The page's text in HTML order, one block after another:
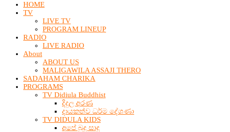
HOME
TV
LIVE TV
PROGRAM LINEUP
RADIO
LIVE RADIO
About
ABOUT US
MALIGAWILA ASSAJI THERO
SADAHAM CHARIKA
PROGRAMS
TV Didiula Buddhist
දිදුල අරණ
දායකත්ව ධර්ම දේශණා
TV DIDULA KIDS
අපේ බුදු සාදු